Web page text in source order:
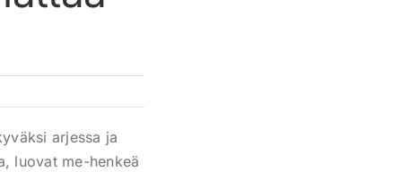
arjessa ja
luovat me-henkeä